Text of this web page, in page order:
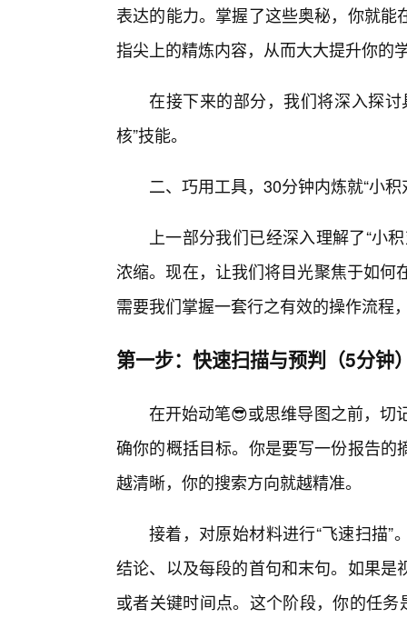
表达的能力。掌握了这些奥秘，你就
指尖上的精炼内容，从而大大提升你的
在接下来的部分，我们将深入探
核”技能。
二、巧用工具，30分钟内炼就“小
上一部分我们已经深入理解了“小
浓缩。现在，让我们将目光聚焦于如
需要我们掌握一套行之有效的操作流程
第一步：快速扫描与预判（5分钟
在开始动笔😎或思维导图之前，切
确你的概括目标。你是要写一份报告
越清晰，你的搜索方向就越精准。
接着，对原始材料进行“飞速扫描
结论、以及每段的首句和末句。如果
或者关键时间点。这个阶段，你的任